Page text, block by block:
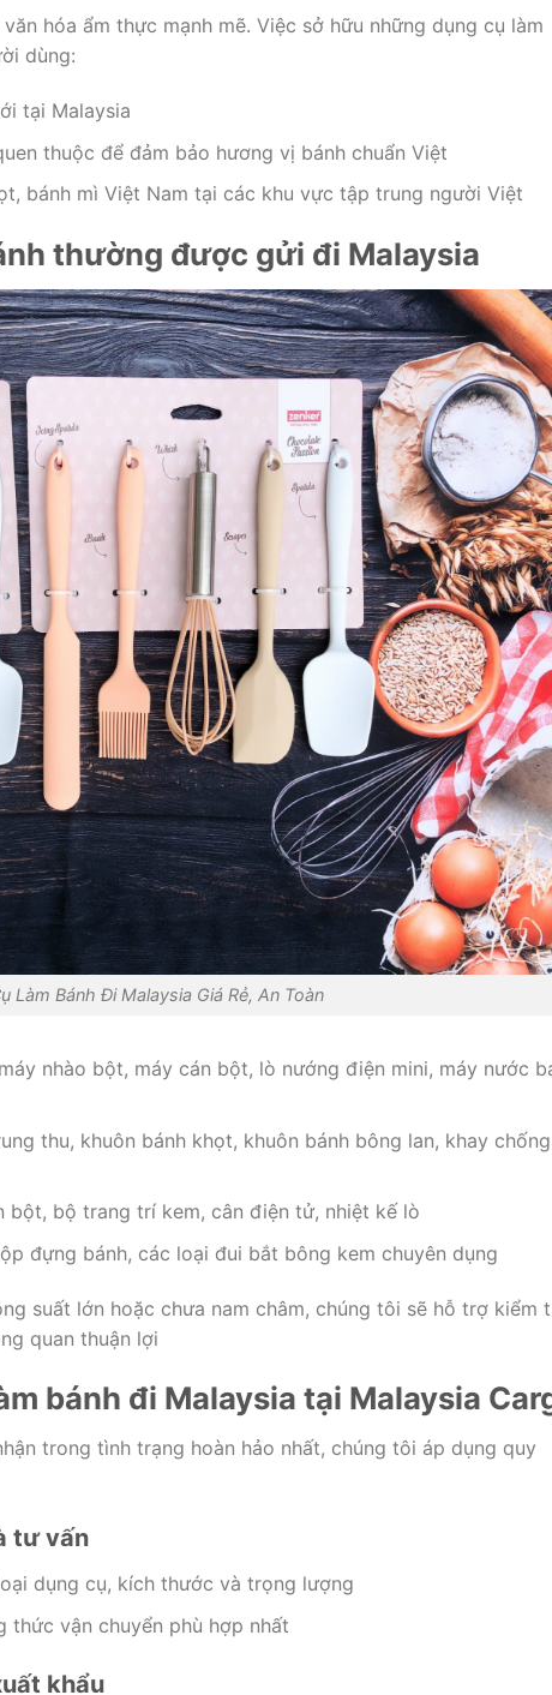
hóa ẩm thực mạnh mẽ. Việc sở hữu những dụng cụ làm
dùng:
tại Malaysia
thuộc để đảm bảo hương vị bánh chuẩn Việt
bánh mì Việt Nam tại các khu vực tập trung người Việt
thường được gửi đi Malaysia
Làm Bánh Đi Malaysia Giá Rẻ, An Toàn
nhào bột, máy cán bột, lò nướng điện mini, máy nước
thu, khuôn bánh khọt, khuôn bánh bông lan, khay chống
bột, bộ trang trí kem, cân điện tử, nhiệt kế lò
đựng bánh, các loại đui bắt bông kem chuyên dụng
suất lớn hoặc chưa nam châm, chúng tôi sẽ hỗ trợ kiểm
quan thuận lợi
bánh đi Malaysia tại Malaysia
trong tình trạng hoàn hảo nhất, chúng tôi áp dụng quy
tư vấn
dụng cụ, kích thước và trọng lượng
thức vận chuyển phù hợp nhất
khẩu